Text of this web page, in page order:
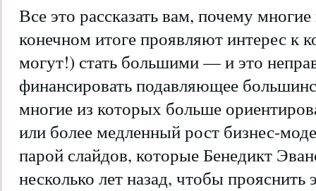
Все это рассказать вам, почему
конечном итоге проявляют интерес к
могут!) стать большими — и это
финансировать подавляющее
многие из которых больше
или более медленный рост бизнес-
парой слайдов, которые Бенедикт
несколько лет назад, чтобы прояснить